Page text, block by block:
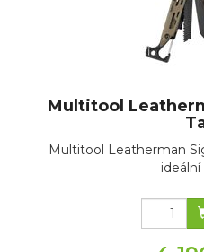
Multitool
Multitool Leatherman
ideální